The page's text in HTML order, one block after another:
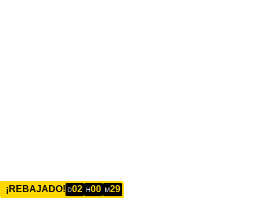
¡REBAJADO! D02 H00 M29